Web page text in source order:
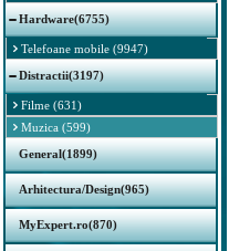
Hardware(6755)
Telefoane mobile (9947)
Distractii(3197)
Filme (631)
Muzica (599)
General(1899)
Arhitectura/Design(965)
MyExpert.ro(870)